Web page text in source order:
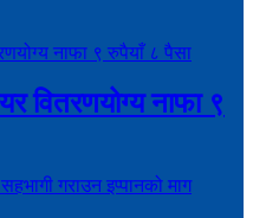
वितरणयोग्य नाफा ९